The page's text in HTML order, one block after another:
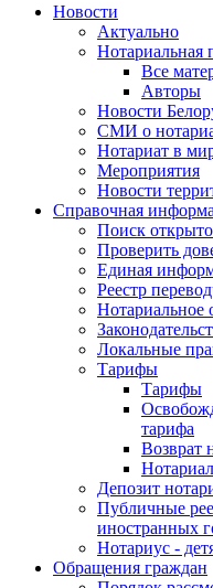
Новости
Актуально
Нотариальная
Все
Авторы
Новости
СМИ о
Нотариат в
Мероприятия
Новости
Справочная
Поиск
Проверить
Единая
Реестр
Нотариальное
Локальные
Тарифы
Тарифы
тарифа
Возврат
Депозит
Публичные
иностранных
Нотариус -
Обращения граждан